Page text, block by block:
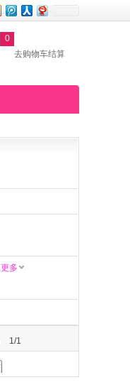
去购物车结算
0
更多
1/1